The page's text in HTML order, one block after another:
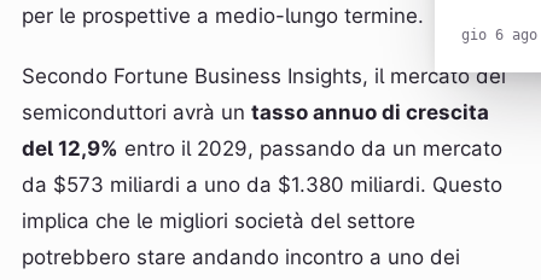
gio 6
per le prospettive a medio-lungo termine.
Secondo Fortune Business Insights, il mercato dei
semiconduttori avrà un tasso annuo di crescita
del 12,9% entro il 2029, passando da un mercato
da $573 miliardi a uno da $1.380 miliardi. Questo
implica che le migliori società del settore
potrebbero stare andando incontro a uno dei